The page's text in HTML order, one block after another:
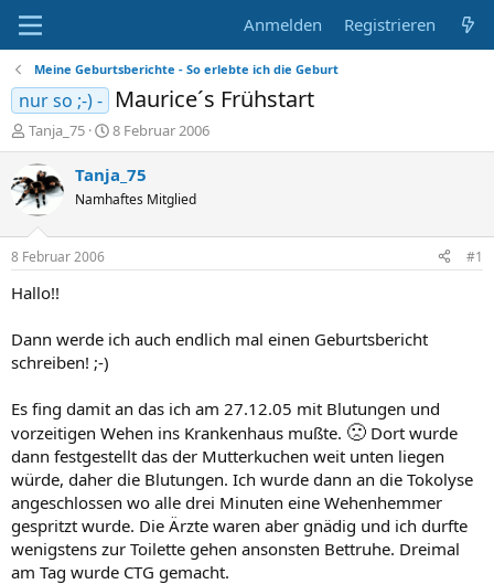
Anmelden Registrieren
Meine Geburtsberichte - So erlebte ich die Geburt
nur so ;-) - Maurice´s Frühstart
E
r
s
t
e
l
e
r
Tanja_75
E
r
s
e
t
8 Februar 2006
Tanja_75
Namhaftes Mitglied
8 Februar 2006 #1
Hallo!!
Dann werde ich auch endlich mal einen Geburtsbericht
schreiben! ;-)
Es fing damit an das ich am 27.12.05 mit Blutungen und
vorzeitigen Wehen ins Krankenhaus mußte. 🙁 Dort wurde
dann festgestellt das der Mutterkuchen weit unten liegen
würde, daher die Blutungen. Ich wurde dann an die Tokolyse
angeschlossen wo alle drei Minuten eine Wehenhemmer
gespritzt wurde. Die Ärzte waren aber gnädig und ich durfte
wenigstens zur Toilette gehen ansonsten Bettruhe. Dreimal
am Tag wurde CTG gemacht.